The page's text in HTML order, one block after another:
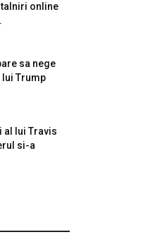
online
sa nege
Trump
al lui Travis
si-a